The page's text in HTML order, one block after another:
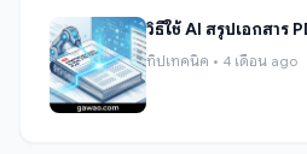
วิธีใช้ AI สรุปเอกสาร
ทิปเทคนิค • 4 เดือน ago